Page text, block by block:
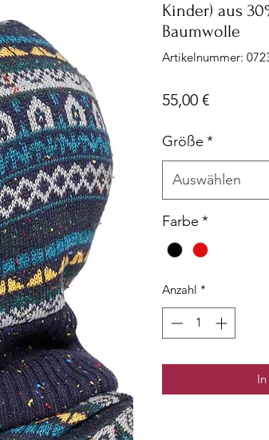
Kinder) aus
Baumwolle
Artikelnummer:
55,00 €Preis
Größe *
Auswählen
Farbe *
Anzahl *